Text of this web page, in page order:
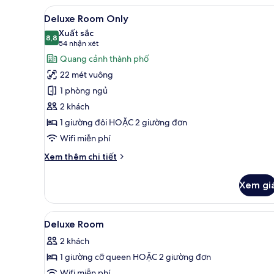
Premier,
quang
cảnh
thành
Xem
tất
cả
ảnh
Deluxe
Room
Only
Deluxe Room Only | Minibar,
7
Deluxe Room Only
8,88,8 trên 10
Xuất sắc
54 nhận xét
(54
nhận
xét)
Quang cảnh thành phố
22 mét vuông
1 phòng ngủ
2 khách
1 giường đôi HOẶC 2 giường đơn
Wifi miễn phí
Xem thêm chi tiết
Chi
Deluxe
Room
Only
Xem
Xem
tất
cả
ảnh
Minibar, két bảo mật tại
13
Deluxe Room
2 khách
1 giường cỡ queen HOẶC 2 giường đơn